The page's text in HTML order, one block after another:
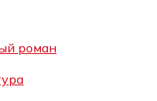
роман